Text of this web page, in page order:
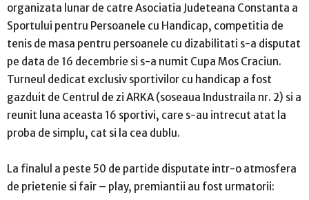
organizata lunar de catre Asociatia Judeteana Constanta a
Sportului pentru Persoanele cu Handicap, competitia de
tenis de masa pentru persoanele cu dizabilitati s-a disputat
pe data de 16 decembrie si s-a numit Cupa Mos Craciun.
Turneul dedicat exclusiv sportivilor cu handicap a fost
gazduit de Centrul de zi ARKA (soseaua Industraila nr. 2) si a
reunit luna aceasta 16 sportivi, care s-au intrecut atat la
proba de simplu, cat si la cea dublu.
La finalul a peste 50 de partide disputate intr-o atmosfera
de prietenie si fair – play, premiantii au fost urmatorii: